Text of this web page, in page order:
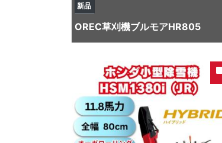
新品
OREC草刈機ブルモアHR805